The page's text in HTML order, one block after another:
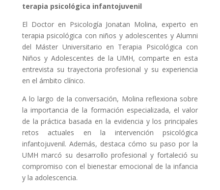
terapia psicológica infantojuvenil
El Doctor en Psicología Jonatan Molina, experto en
terapia psicológica con niños y adolescentes y Alumni
del Máster Universitario en Terapia Psicológica con
Niños y Adolescentes de la UMH, comparte en esta
entrevista su trayectoria profesional y su experiencia
en el ámbito clínico.
A lo largo de la conversación, Molina reflexiona sobre
la importancia de la formación especializada, el valor
de la práctica basada en la evidencia y los principales
retos actuales en la intervención psicológica
infantojuvenil. Además, destaca cómo su paso por la
UMH marcó su desarrollo profesional y fortaleció su
compromiso con el bienestar emocional de la infancia
y la adolescencia.